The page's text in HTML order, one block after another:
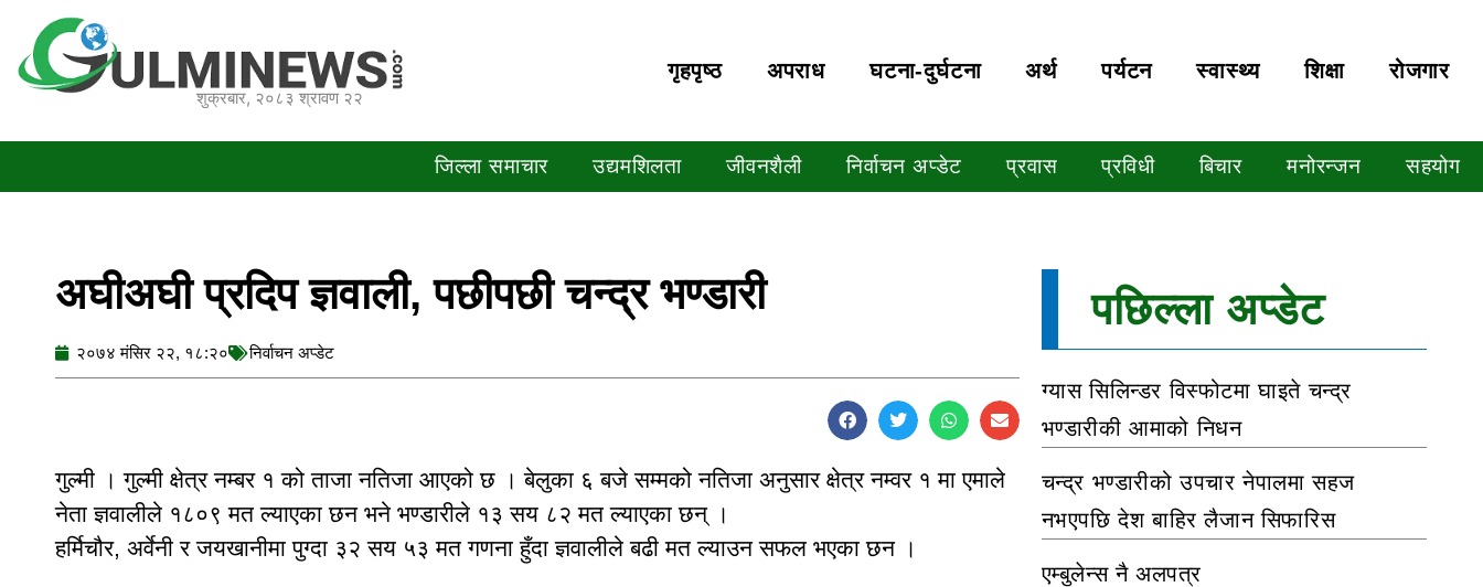
content
शुक्रबार, २०८३ श्रावण २२
गृहपृष्‍ठ अपराध घटना-दुर्घटना अर्थ पर्यटन स्वास्थ्य शिक्षा रोजगार
जिल्ला समाचार उद्यमशिलता जीवनशैली निर्वाचन अप्डेट प्रवास प्रविधी बिचार मनोरन्जन सहयोग
अघीअघी प्रदिप ज्ञवाली, पछीपछी चन्द्र भण्डारी
२०७४ मंसिर २२, १८:२० निर्वाचन अप्डेट
गुल्मी । गुल्मी क्षेत्र नम्बर १ को ताजा नतिजा आएको छ । बेलुका ६ बजे सम्मको नतिजा अनुसार क्षेत्र नम्वर १ मा एमाले
नेता ज्ञवालीले १८०९ मत ल्याएका छन भने भण्डारीले १३ सय ८२ मत ल्याएका छन् ।
हर्मिचौर, अर्वेनी र जयखानीमा पुग्दा ३२ सय ५३ मत गणना हुँदा ज्ञवालीले बढी मत ल्याउन सफल भएका छन ।
पछिल्ला अप्डेट
ग्यास सिलिन्डर विस्फोटमा घाइते चन्द्र
भण्डारीकी आमाको निधन
चन्द्र भण्डारीको उपचार नेपालमा सहज
नभएपछि देश बाहिर लैजान सिफारिस
एम्बुलेन्स नै अलपत्र